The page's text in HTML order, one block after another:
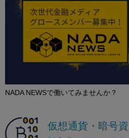
NADA NEWSで働いてみませんか？